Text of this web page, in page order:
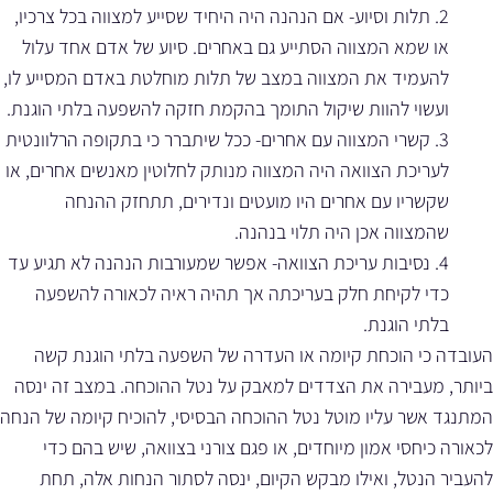
2. תלות וסיוע- אם הנהנה היה היחיד שסייע למצווה בכל צרכיו,
או שמא המצווה הסתייע גם באחרים. סיוע של אדם אחד עלול
להעמיד את המצווה במצב של תלות מוחלטת באדם המסייע לו,
ועשוי להוות שיקול התומך בהקמת חזקה להשפעה בלתי הוגנת.
3. קשרי המצווה עם אחרים- ככל שיתברר כי בתקופה הרלוונטית
לעריכת הצוואה היה המצווה מנותק לחלוטין מאנשים אחרים, או
שקשריו עם אחרים היו מועטים ונדירים, תתחזק ההנחה
שהמצווה אכן היה תלוי בנהנה.
4. נסיבות עריכת הצוואה- אפשר שמעורבות הנהנה לא תגיע עד
כדי לקיחת חלק בעריכתה אך תהיה ראיה לכאורה להשפעה
בלתי הוגנת.
העובדה כי הוכחת קיומה או העדרה של השפעה בלתי הוגנת קשה
ביותר, מעבירה את הצדדים למאבק על נטל ההוכחה. במצב זה ינסה
המתנגד אשר עליו מוטל נטל ההוכחה הבסיסי, להוכיח קיומה של הנחה
לכאורה כיחסי אמון מיוחדים, או פגם צורני בצוואה, שיש בהם כדי
להעביר הנטל, ואילו מבקש הקיום, ינסה לסתור הנחות אלה, תחת